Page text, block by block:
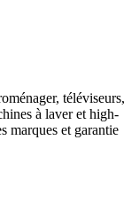
téléviseurs,
à laver et high-
marques et garantie